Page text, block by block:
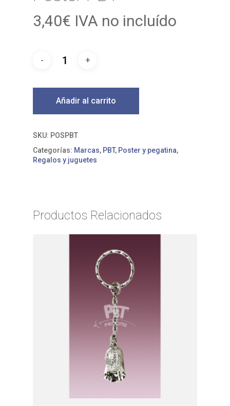
3,40€ IVA no incluído
Añadir al carrito
SKU: POSPBT
Categorías: Marcas, PBT, Poster y pegatina,
Regalos y juguetes
Productos Relacionados